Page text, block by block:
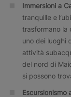
Immersioni a
tranquille e
trasformano la
uno dei luoghi
attività
del nord di
si possono
Escursionismo